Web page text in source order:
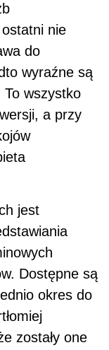
nie
do
wyraźne są
To wszystko
a przy
jest
Dostępne są
okres do
zostały one